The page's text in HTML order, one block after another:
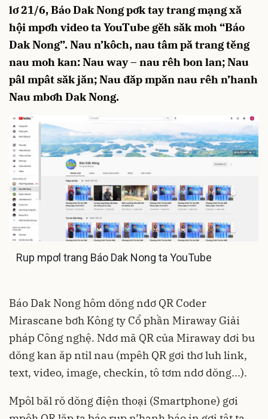
lơ 21/6, Báo Dak Nong pơk tay trang mạng xă
hội mpơh video ta YouTube gĕh săk moh “Báo
Dak Nong”. Nau n’kôch, nau tâm pă trang tĕng
nau moh kan: Nau way – nau rêh bon lan; Nau
pâl mpât săk jăn; Nau đăp mpăn nau rêh n’hanh
Nau mbơh Dak Nong.
Rup mpơl trang Báo Dak Nong ta YouTube
Báo Dak Nong hôm dŏng ndơ QR Coder
Mirascane bơh Kông ty Cổ phần Miraway Giải
pháp Công nghệ. Ndơ mã QR của Miraway dơi bu
dŏng kan ăp ntil nau (mpêh QR gơi thơ luh link,
text, video, image, checkin, tô tơm ndơ dŏng...).
Mpôl băl rŏ dŏng điện thoại (Smartphone) gơi